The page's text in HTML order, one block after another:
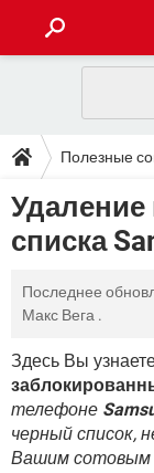
INSTAGRAM
ИГРЫ
ВКОНТАКТЕ
ПОЛЕЗНЫЕ
TIKTOK
WHATSAPP
WINDOWS 10
YANDEX
ЗАГРУЗКИ
TIKTOK
FACEBOOK
WINDOWS 10
ВИДЕО
YANDEX
ФОРУМ
TIKTOK
FACEBOOK
WINDOWS 10
ВИДЕО
ЭНЦИКЛОПЕДИЯ
TIKTOK
WHATSAPP
FACEBOOK
WINDOWS 10
Полезные
Удаление
списка
Последнее
Макс Вега .
Здесь Вы
телефоне
черный список,
Вашим сотовым